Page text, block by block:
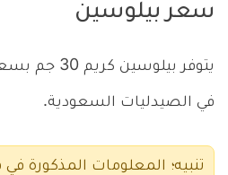
سعر بيلوسين
في الصيدليات السعودية.
تنبيه؛ المعلومات المذكورة في